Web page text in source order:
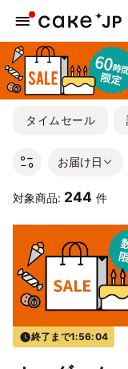
タイムセール
お届け日
対象商品: 244 件
終了まで1:56:03